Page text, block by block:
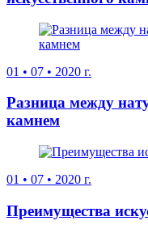
01 • 07 • 2020 г.
Разница между
камнем
01 • 07 • 2020 г.
Преимущества